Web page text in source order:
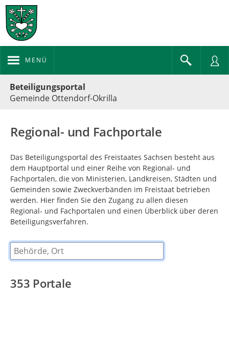
MENÜ
Beteiligungsportal
Gemeinde Ottendorf-Okrilla
Regional- und Fachportale
Das Beteiligungsportal des Freistaates Sachsen besteht aus
dem Hauptportal und einer Reihe von Regional- und
Fachportalen, die von Ministerien, Landkreisen, Städten und
Gemeinden sowie Zweckverbänden im Freistaat betrieben
werden. Hier finden Sie den Zugang zu allen diesen
Regional- und Fachportalen und einen Überblick über deren
Beteiligungsverfahren.
Behörde, Ort
353 Portale